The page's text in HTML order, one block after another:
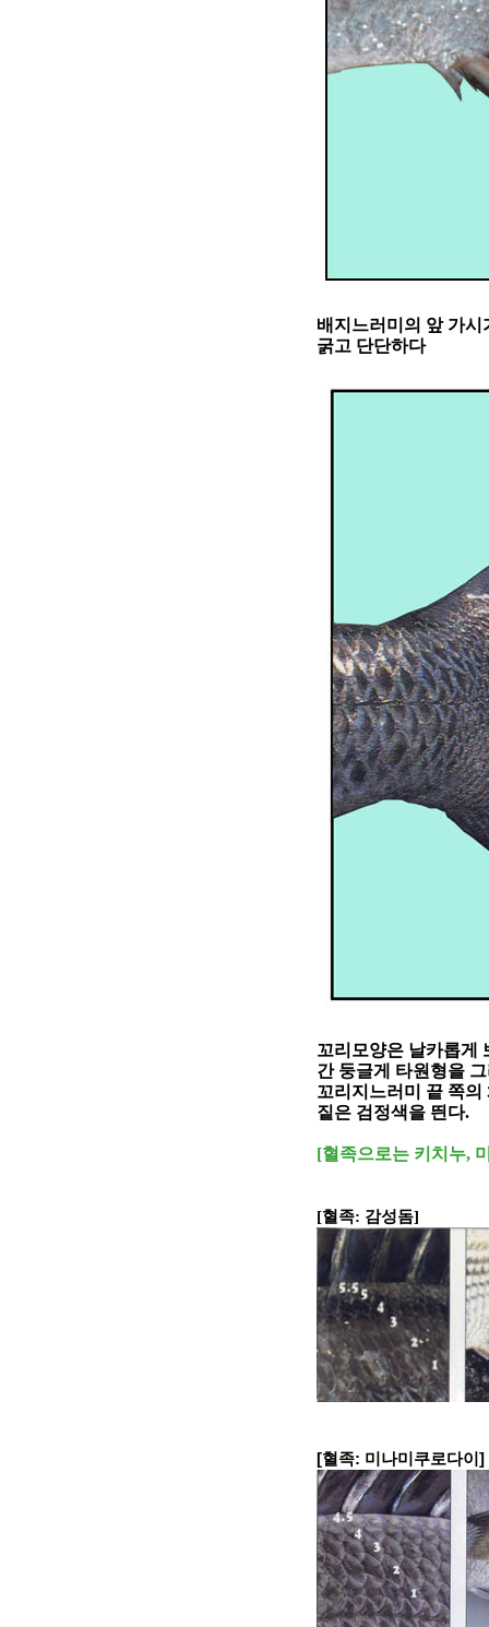
배지느러미의 앞 가시
굵고 단단하다
꼬리모양은 날카롭게
간 둥글게 타원형을
꼬리지느러미 끝 쪽의
짙은 검정색을 띈다.
[혈족으로는 키치누,
[혈족: 감성돔]
[혈족: 미나미쿠로다이]